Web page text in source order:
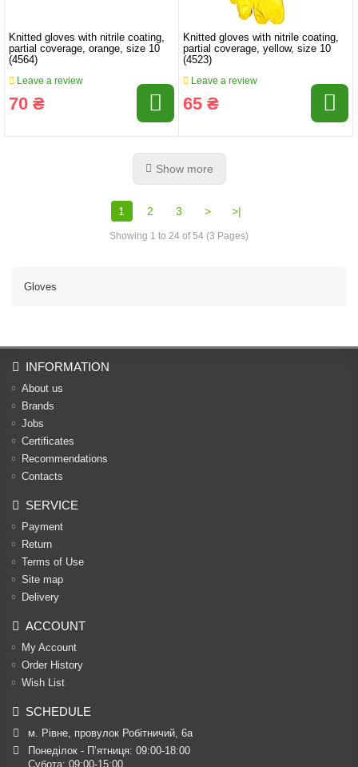
Knitted gloves with nitrile coating,
partial coverage, orange, size 10
(4564)
Leave a review
70 ₴
Knitted gloves with nitrile coating,
partial coverage, yellow, size 10
(4523)
Leave a review
65 ₴
Show more
1 2 3 > >|
Showing 1 to 24 of 54 (3 Pages)
Gloves
INFORMATION
About us
Brands
Jobs
Certificates
Recommendations
Contacts
SERVICE
Payment
Return
Terms of Use
Site map
Delivery
ACCOUNT
My Account
Order History
Wish List
SCHEDULE
м. Рівне, провулок Робітничий, 6а
Понеділок - П’ятниця: 09:00-18:00
Субота: 09:00-15:00